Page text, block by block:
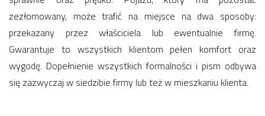
zezłomowany, może trafić na miejsce na dwa sposoby:
przekazany przez właściciela lub ewentualnie firmę.
Gwarantuje to wszystkich klientom pełen komfort oraz
wygodę. Dopełnienie wszystkich formalności i pism odbywa
się zazwyczaj w siedzibie firmy lub też w mieszkaniu klienta.